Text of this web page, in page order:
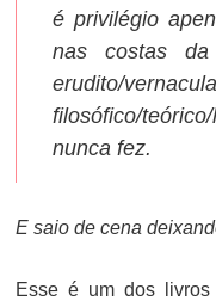
é privilégio
nas costas
erudito/
filosófico/
nunca fez.
E saio de cena
Esse é um dos